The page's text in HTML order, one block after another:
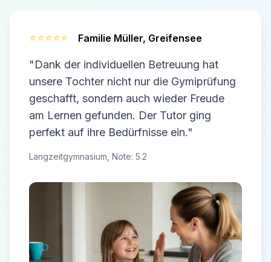
⭐⭐⭐⭐⭐ Familie Müller, Greifensee
"Dank der individuellen Betreuung hat
unsere Tochter nicht nur die Gymiprüfung
geschafft, sondern auch wieder Freude
am Lernen gefunden. Der Tutor ging
perfekt auf ihre Bedürfnisse ein."
Langzeitgymnasium, Note: 5.2